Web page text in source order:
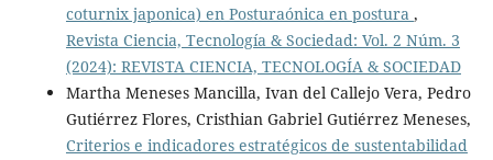
coturnix japonica) en Posturaónica en postura ,
Revista Ciencia, Tecnología & Sociedad: Vol. 2 Núm. 3
(2024): REVISTA CIENCIA, TECNOLOGÍA & SOCIEDAD
Martha Meneses Mancilla, Ivan del Callejo Vera, Pedro
Gutiérrez Flores, Cristhian Gabriel Gutiérrez Meneses,
Criterios e indicadores estratégicos de sustentabilidad